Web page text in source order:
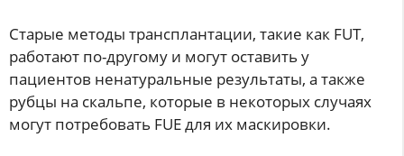
Старые методы трансплантации, такие как FUT,
работают по-другому и могут оставить у
пациентов ненатуральные результаты, а также
рубцы на скальпе, которые в некоторых случаях
могут потребовать FUE для их маскировки.